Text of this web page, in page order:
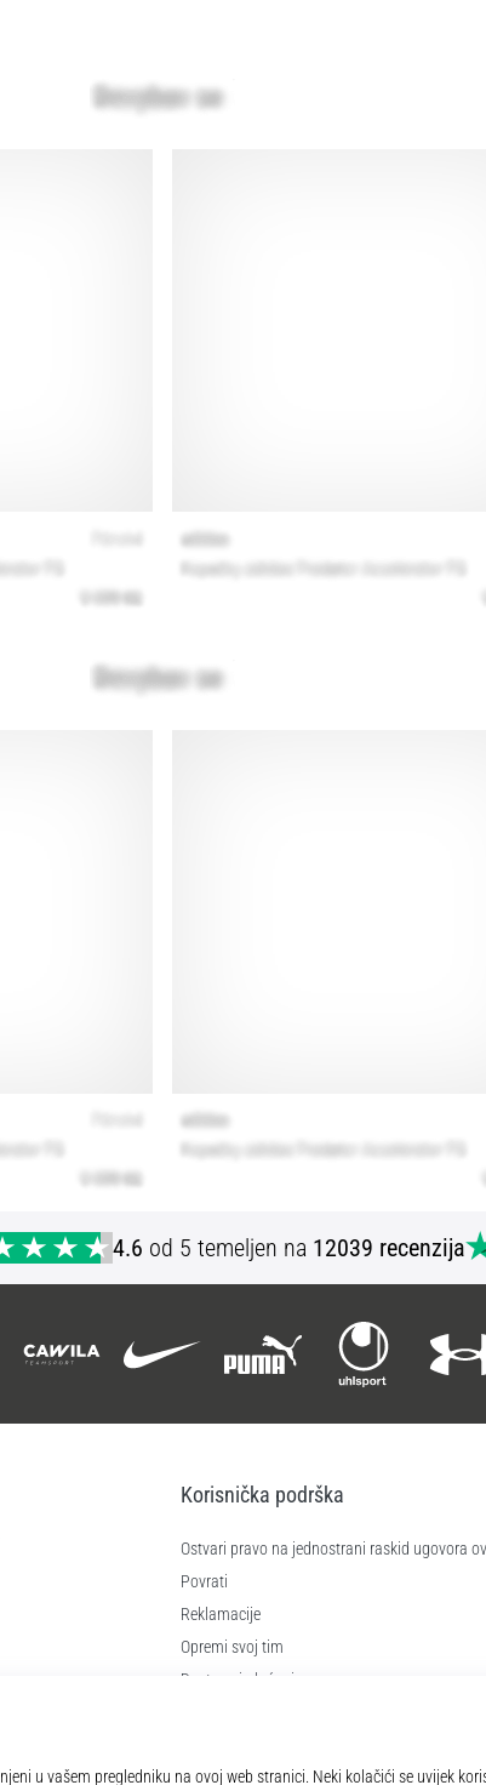
4.6 od 5 temeljen na 12039 recenzija
Korisnička podrška
Ostvari pravo na jednostrani raskid ugovora
Povrati
Reklamacije
Opremi svoj tim
Dostava i plaćanje
Najčešća pitanja